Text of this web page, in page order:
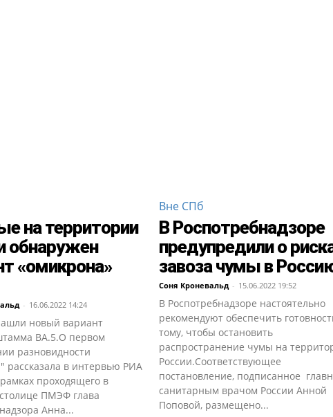
на территории
обнаружен
«омикрона»
- 16.06.2022 14:24
новый вариант
ВА.5.О первом
разновидности
рассказала в интервью РИА
проходящего в
ПМЭФ глава
Анна...
Вне СПб
В Роспотребнадзоре
предупредили о
завоза чумы в
Соня Кроневальд - 15.06.2022 19:52
В Роспотребнадзоре настоятельно
рекомендуют обеспечить
тому, чтобы остановить
распространение чумы на
России.Соответствующее
постановление, подписанное
санитарным врачом России Анной
Поповой, размещено...